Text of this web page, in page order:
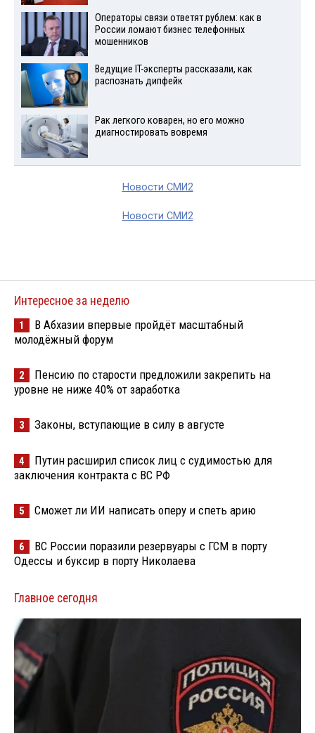
Операторы связи ответят рублем: как в
России ломают бизнес телефонных
мошенников
Ведущие IT-эксперты рассказали, как
распознать дипфейк
Рак легкого коварен, но его можно
диагностировать вовремя
Новости СМИ2
Новости СМИ2
Интересное за неделю
1
В Абхазии впервые пройдёт масштабный
молодёжный форум
2
Пенсию по старости предложили закрепить на
уровне не ниже 40% от заработка
3 Законы, вступающие в силу в августе
4
Путин расширил список лиц с судимостью для
заключения контракта с ВС РФ
5 Сможет ли ИИ написать оперу и спеть арию
6
ВС России поразили резервуары с ГСМ в порту
Одессы и буксир в порту Николаева
Главное сегодня